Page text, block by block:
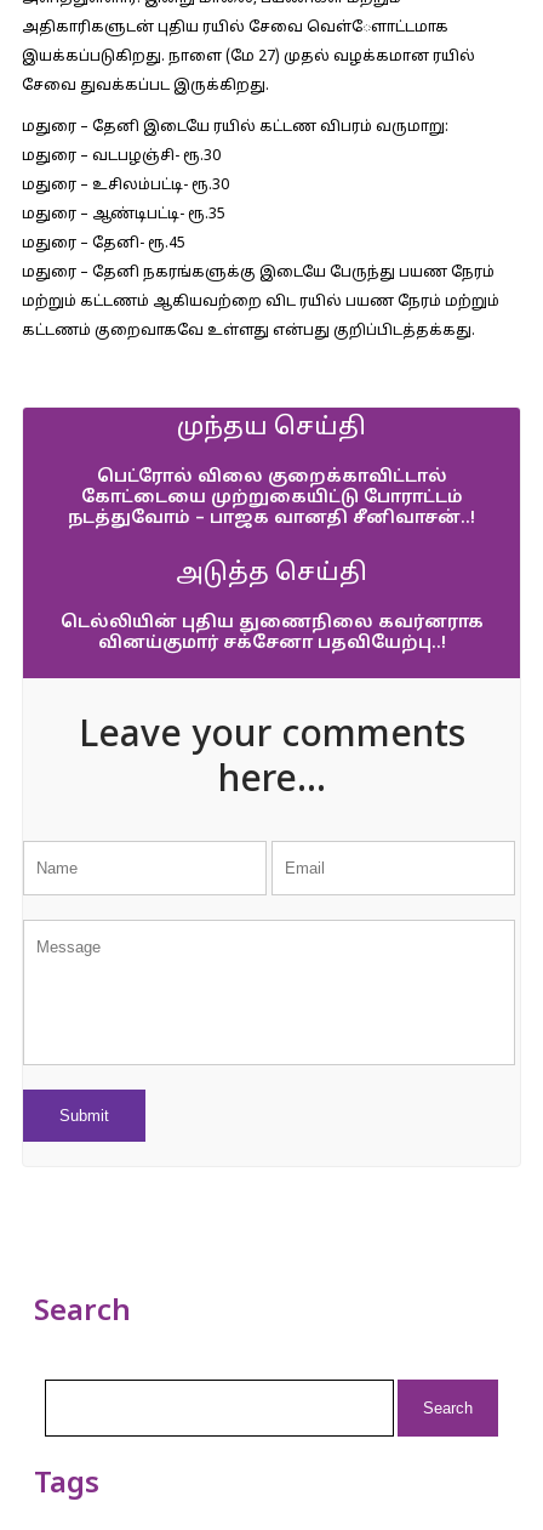
அதிகாரிகளுடன் புதிய ரயில் சேவை வெள்ேளாட்டமாக
இயக்கப்படுகிறது. நாளை (மே 27) முதல் வழக்கமான ரயில்
சேவை துவக்கப்பட இருக்கிறது.
மதுரை – தேனி இடையே ரயில் கட்டண விபரம் வருமாறு:
மதுரை – வடபழஞ்சி- ரூ.30
மதுரை – உசிலம்பட்டி- ரூ.30
மதுரை – ஆண்டிபட்டி- ரூ.35
மதுரை – தேனி- ரூ.45
மதுரை – தேனி நகரங்களுக்கு இடையே பேருந்து பயண நேரம்
மற்றும் கட்டணம் ஆகியவற்றை விட ரயில் பயண நேரம் மற்றும்
கட்டணம் குறைவாகவே உள்ளது என்பது குறிப்பிடத்தக்கது.
முந்தய செய்தி
பெட்ரோல் விலை குறைக்காவிட்டால்
கோட்டையை முற்றுகையிட்டு போராட்டம்
நடத்துவோம் – பாஜக வானதி சீனிவாசன்..!
அடுத்த செய்தி
டெல்லியின் புதிய துணைநிலை கவர்னராக
வினய்குமார் சக்சேனா பதவியேற்பு..!
Leave your comments
here...
Search
Tags